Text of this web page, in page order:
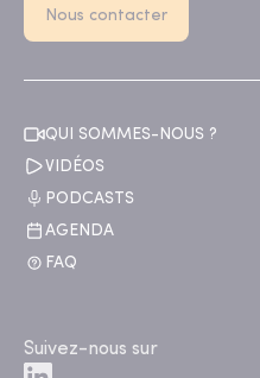
Nous contacter
QUI SOMMES-NOUS ?
VIDÉOS
PODCASTS
AGENDA
FAQ
Suivez-nous sur